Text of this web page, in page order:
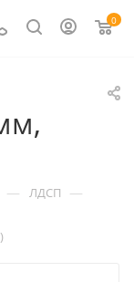
0
— ЛДСП —